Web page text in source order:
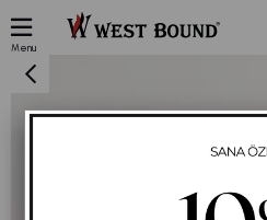
Menu